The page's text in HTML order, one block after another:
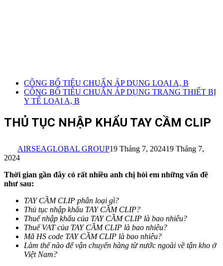
CÔNG BỐ TIÊU CHUẨN ÁP DỤNG LOẠI A, B
CÔNG BỐ TIÊU CHUẨN ÁP DỤNG TRANG THIẾT BỊ
Y TẾ LOẠI A, B
THỦ TỤC NHẬP KHẨU TAY CẦM CLIP
AIRSEAGLOBAL GROUP19 Tháng 7, 202419 Tháng 7,
2024
Thời gian gần đây có rất nhiều anh chị hỏi em những vấn đề
như sau:
TAY CẦM CLIP phân loại gì?
Thủ tục nhập khẩu TAY CẦM CLIP?
Thuế nhập khẩu của TAY CẦM CLIP là bao nhiêu?
Thuế VATcủa TAY CẦM CLIP là bao nhiêu?
Mã HS code TAY CẦM CLIP là bao nhiêu?
Làm thế nào để vận chuyển hàng từ nước ngoài về tận kho ở
Việt Nam?